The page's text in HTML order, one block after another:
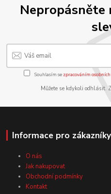
Nepropásněte
Souhlasím se zpracováním
Můžete se kdykoli odhlásit.
Informace pro zákazníky
O nás
Jak nakupovat
Obchodní podmínky
Kontakt